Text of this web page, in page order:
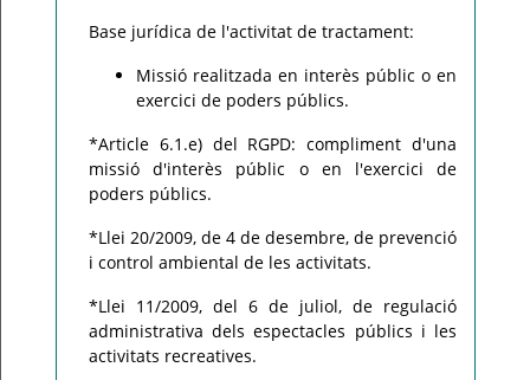
Base jurídica de l'activitat de tractament:
Missió realitzada en interès públic o en
exercici de poders públics.
*Article 6.1.e) del RGPD: compliment d'una
missió d'interès públic o en l'exercici de
poders públics.
*Llei 20/2009, de 4 de desembre, de prevenció
i control ambiental de les activitats.
*Llei 11/2009, del 6 de juliol, de regulació
administrativa dels espectacles públics i les
activitats recreatives.